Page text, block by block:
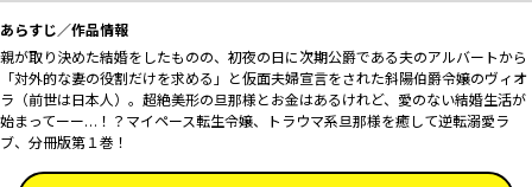
あらすじ／作品情報
親が取り決めた結婚をしたものの、初夜の日に次期公爵である夫のアルバートから
「対外的な妻の役割だけを求める」と仮面夫婦宣言をされた斜陽伯爵令嬢のヴィオ
ラ（前世は日本人）。超絶美形の旦那様とお金はあるけれど、愛のない結婚生活が
始まってーー…！？マイペース転生令嬢、トラウマ系旦那様を癒して逆転溺愛ラ
ブ、分冊版第１巻！